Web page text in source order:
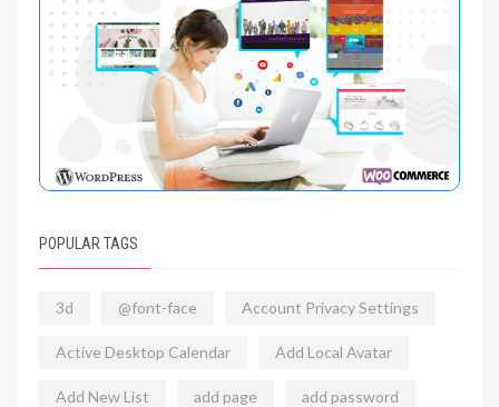
POPULAR TAGS
3d @font-face Account Privacy Settings
Active Desktop Calendar Add Local Avatar
Add New List add page add password